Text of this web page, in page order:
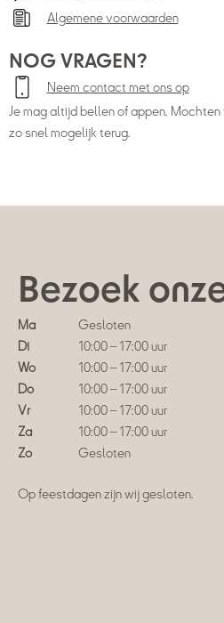
Algemene voorwaarden
NOG VRAGEN?
Neem contact met ons op
Je mag altijd bellen of appen.
zo snel mogelijk terug.
Bezoek
Ma
Gesloten
Di
10:00 – 17:00 uur
Wo
10:00 – 17:00 uur
Do
10:00 – 17:00 uur
Vr
10:00 – 17:00 uur
Za
10:00 – 17:00 uur
Zo
Gesloten
Op feestdagen zijn wij gesloten.